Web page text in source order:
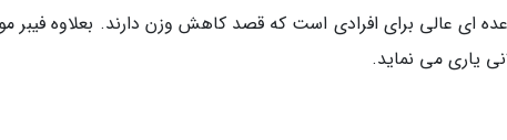
ای عالی برای افرادی است که قصد کاهش وزن دارند. بعلاوه فیبر
یاری می نماید.